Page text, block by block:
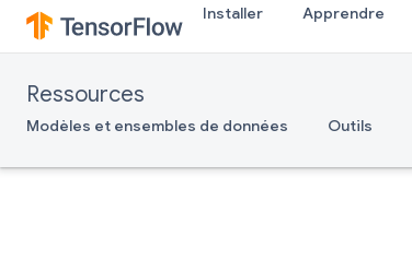
Installer Apprendre
Ressources
Modèles et ensembles de données Outils